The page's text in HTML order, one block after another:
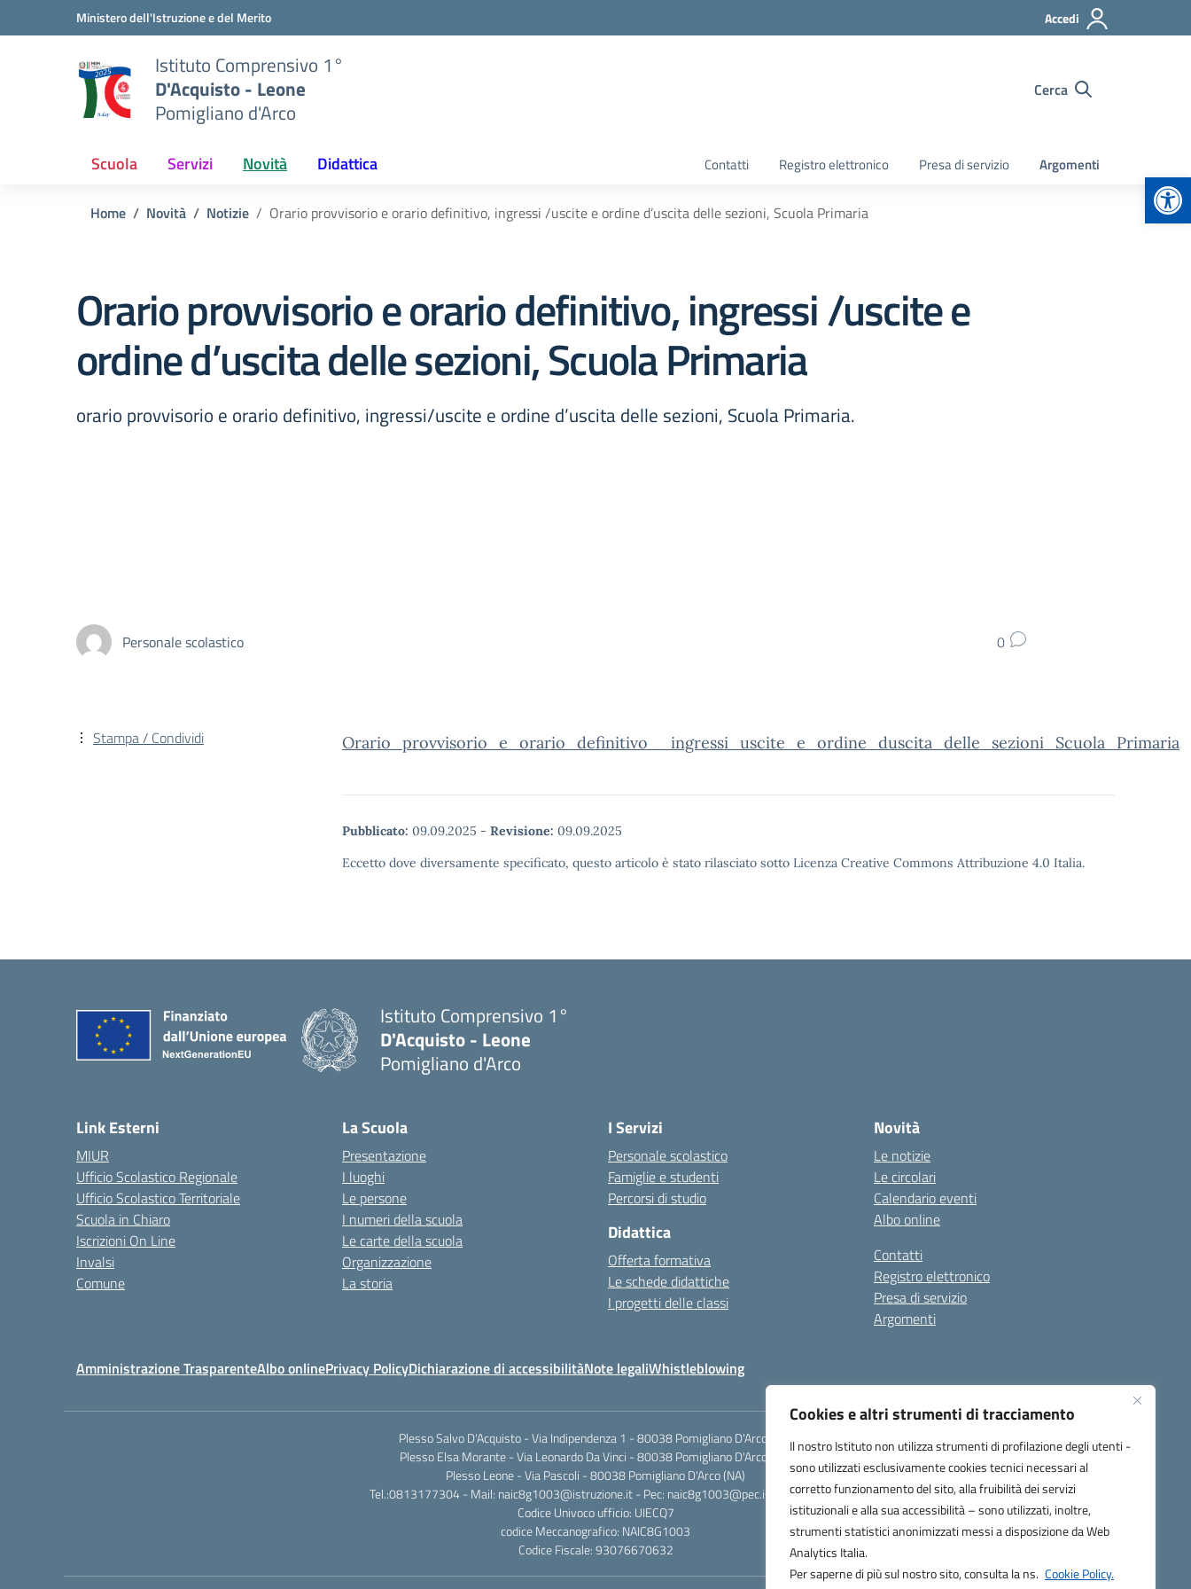
Cookies e altri strumenti di tracciamento
Il nostro Istituto non utilizza strumenti di profilazione degli utenti -
sono utilizzati esclusivamente cookies tecnici necessari al
corretto funzionamento del sito, alla fruibilità dei servizi
istituzionali e alla sua accessibilità – sono utilizzati, inoltre,
strumenti statistici anonimizzati messi a disposizione da Web
Analytics Italia.
Per saperne di più sul nostro sito, consulta la ns. Cookie Policy.
Vai ai contenuti
Vai al menu di navigazioneMinistero dell'Istruzione e del Merito Accedi
Istituto Comprensivo 1°
D'Acquisto - Leone
Pomigliano d'Arco
Cerca
Scuola Servizi Novità Didattica Contatti Registro elettronico Presa di servizio Argomenti
Home Novità Notizie Orario provvisorio e orario definitivo, ingressi /uscite e ordine d’uscita delle sezioni, Scuola Primaria
Orario provvisorio e orario definitivo, ingressi /uscite e
ordine d’uscita delle sezioni, Scuola Primaria
orario provvisorio e orario definitivo, ingressi/uscite e ordine d’uscita delle sezioni, Scuola Primaria.
Personale scolastico 0
Orario_provvisorio_e_orario_definitivo__ingressi_uscite_e_ordine_duscita_delle_sezioni_Scuola_Primaria
Pubblicato: 09.09.2025 - Revisione: 09.09.2025
Eccetto dove diversamente specificato, questo articolo è stato rilasciato sotto Licenza Creative Commons Attribuzione 4.0 Italia.
Stampa / Condividi
Istituto Comprensivo 1°
D'Acquisto - Leone
Pomigliano d'Arco
Link Esterni
MIUR
Ufficio Scolastico Regionale
Ufficio Scolastico Territoriale
Scuola in Chiaro
Iscrizioni On Line
Invalsi
Comune
La Scuola
Presentazione
I luoghi
Le persone
I numeri della scuola
Le carte della scuola
Organizzazione
La storia
I Servizi
Personale scolastico
Famiglie e studenti
Percorsi di studio
Didattica
Offerta formativa
Le schede didattiche
I progetti delle classi
Novità
Le notizie
Le circolari
Calendario eventi
Albo online
Contatti
Registro elettronico
Presa di servizio
Argomenti
Amministrazione TrasparenteAlbo onlinePrivacy PolicyDichiarazione di accessibilitàNote legaliWhistleblowing
Plesso Salvo D'Acquisto - Via Indipendenza 1 - 80038 Pomigliano D'Arco (NA)
Plesso Elsa Morante - Via Leonardo Da Vinci - 80038 Pomigliano D'Arco (NA)
Plesso Leone - Via Pascoli - 80038 Pomigliano D'Arco (NA)
Tel.:0813177304 - Mail: naic8g1003@istruzione.it - Pec: naic8g1003@pec.istruzione.it
Codice Univoco ufficio: UIECQ7
codice Meccanografico: NAIC8G1003
Codice Fiscale: 93076670632